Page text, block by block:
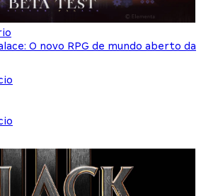
O novo RPG de mundo aberto da